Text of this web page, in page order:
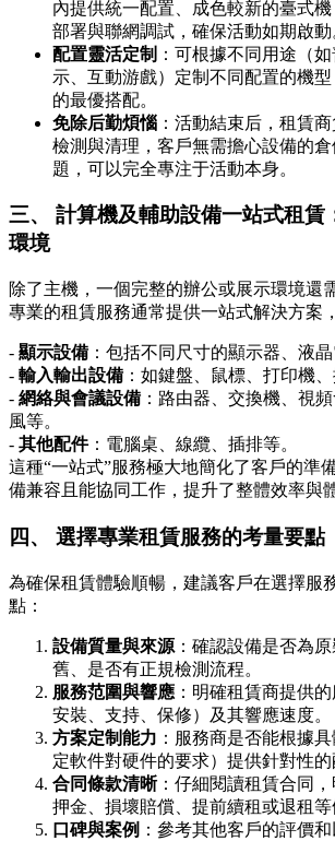
內提供統一配置、成色較新的臺式
部署與聯網調試，確保活動如期啟動
配置靈活定制 ：可根據不同用途（
示、互動游戲）定制不同配置的機
的最優搭配。
免除后勤煩惱 ：活動結束后，租賃
檢測與清理，客戶無需擔心設備的
題，可以完全專注于活動本身。
三、 計算機及輔助設備一站式租賃
環境
除了主機，一個完整的辦公或展示環境還
專業的租賃服務通常提供一站式解決方案
- 顯示設備 ：包括不同尺寸的顯示器、液
- 輸入輸出設備 ：如鍵盤、鼠標、打印機、
- 網絡與會議設備 ：路由器、交換機、視
風等。
- 其他配件：電腦桌、線纜、插排等。
這種“一站式”服務極大地簡化了客戶的準
備兼容且能協同工作，提升了整體效率與
四、 選擇專業租賃服務的考量要點
為確保租賃體驗順暢，建議客戶在選擇服
點：
設備質量與來源 ：確認設備是否為
舊、是否有正規檢測流程。
服務范圍與響應 ：明確租賃商提供
安裝、支持、保修）及其響應速度。
方案定制能力 ：服務商是否能根據
定軟件對硬件的要求）提供針對性的
合同條款清晰：仔細閱讀租賃合同，
押金、損壞賠償、提前續租或退租等
口碑與案例 ：參考其他客戶的評價